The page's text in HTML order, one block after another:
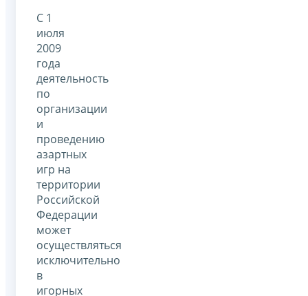
С 1
июля
2009
года
деятельность
по
организации
и
проведению
азартных
игр на
территории
Российской
Федерации
может
осуществляться
исключительно
в
игорных